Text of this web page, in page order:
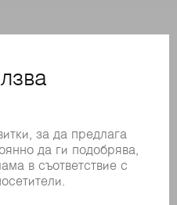
ЗА БЕЗОПАСНОСТ